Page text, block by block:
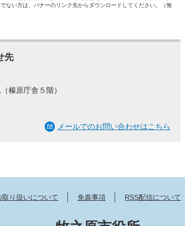
ない方は、バナーのリンク先からダウンロードしてください。（無
先
榛原庁舎５階）
メールでのお問い合わせはこちら
り扱いについて 免責事項 RSS配信について